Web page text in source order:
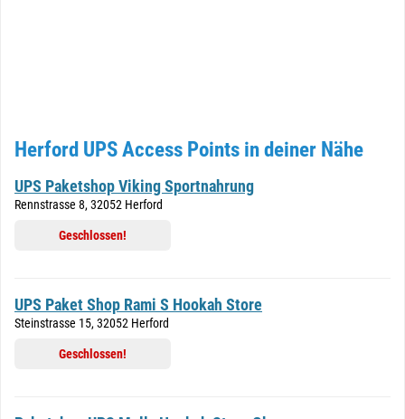
Herford UPS Access Points in deiner Nähe
UPS Paketshop Viking Sportnahrung
Rennstrasse 8, 32052 Herford
Geschlossen!
UPS Paket Shop Rami S Hookah Store
Steinstrasse 15, 32052 Herford
Geschlossen!